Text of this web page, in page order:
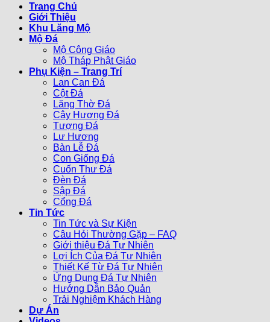
Trang Chủ
Giới Thiệu
Khu Lăng Mộ
Mộ Đá
Mộ Công Giáo
Mộ Tháp Phật Giáo
Phụ Kiện – Trang Trí
Lan Can Đá
Cột Đá
Lăng Thờ Đá
Cây Hương Đá
Tượng Đá
Lư Hương
Bàn Lễ Đá
Con Giống Đá
Cuốn Thư Đá
Đèn Đá
Sập Đá
Cổng Đá
Tin Tức
Tin Tức và Sự Kiện
Câu Hỏi Thường Gặp – FAQ
Giới thiệu Đá Tự Nhiên
Lợi Ích Của Đá Tự Nhiên
Thiết Kế Từ Đá Tự Nhiên
Ứng Dụng Đá Tự Nhiên
Hướng Dẫn Bảo Quản
Trải Nghiệm Khách Hàng
Dự Án